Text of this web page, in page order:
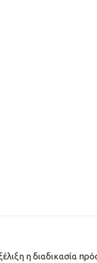
η διαδικασία